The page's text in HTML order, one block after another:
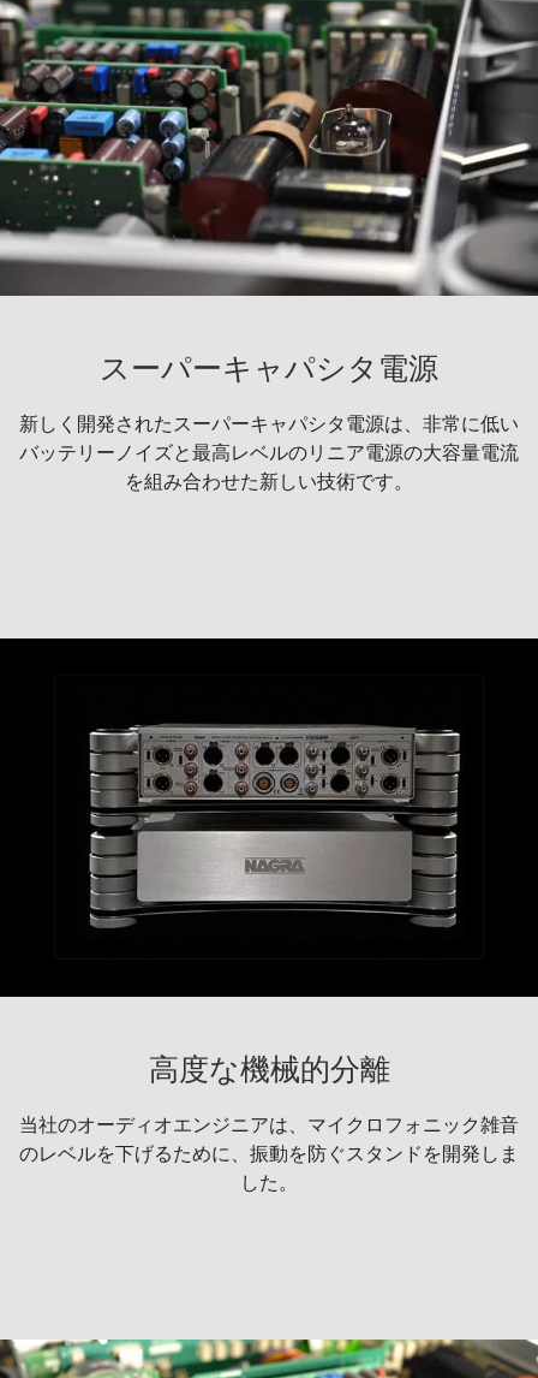
スーパーキャパシタ電源
新しく開発されたスーパーキャパシタ電源は、非常に低い
バッテリーノイズと最高レベルのリニア電源の大容量電流
を組み合わせた新しい技術です。
高度な機械的分離
当社のオーディオエンジニアは、マイクロフォニック雑音
のレベルを下げるために、振動を防ぐスタンドを開発しま
した。